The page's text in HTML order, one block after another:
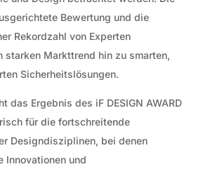
Bewertung und die
Rekordzahl von Experten
starken Markttrend hin zu smarten,
Sicherheitslösungen.
das Ergebnis des iF DESIGN AWARD
für die fortschreitende
Designdisziplinen, bei denen
Innovationen und